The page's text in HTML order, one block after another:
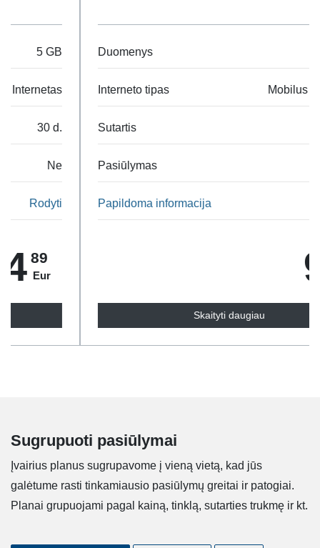
Duomenys
Interneto tipas Mobilus Internetas
Sutartis
Pasiūlymas
Papildoma informacija
Skaityti daugiau
Sugrupuoti pasiūlymai
Įvairius planus sugrupavome į vieną vietą, kad jūs
galėtume rasti tinkamiausio pasiūlymų greitai ir patogiai.
Planai grupuojami pagal kainą, tinklą, sutarties trukmę ir kt.